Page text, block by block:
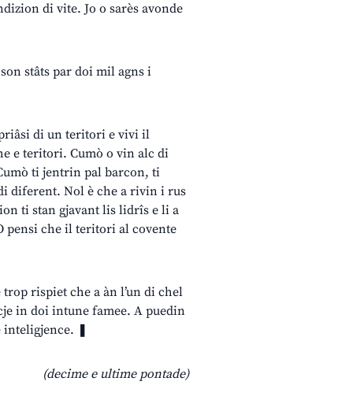
di vite. Jo o sarès avonde
stâts par doi mil agns i
di un teritori e vivi il
e teritori. Cumò o vin alc di
ti jentrin pal barcon, ti
diferent. Nol è che a rivin i rus
ti stan gjavant lis lidrîs e li a
pensi che il teritori al covente
rispiet che a àn l’un di chel
in doi intune famee. A puedin
❚
(decime e ultime pontade)